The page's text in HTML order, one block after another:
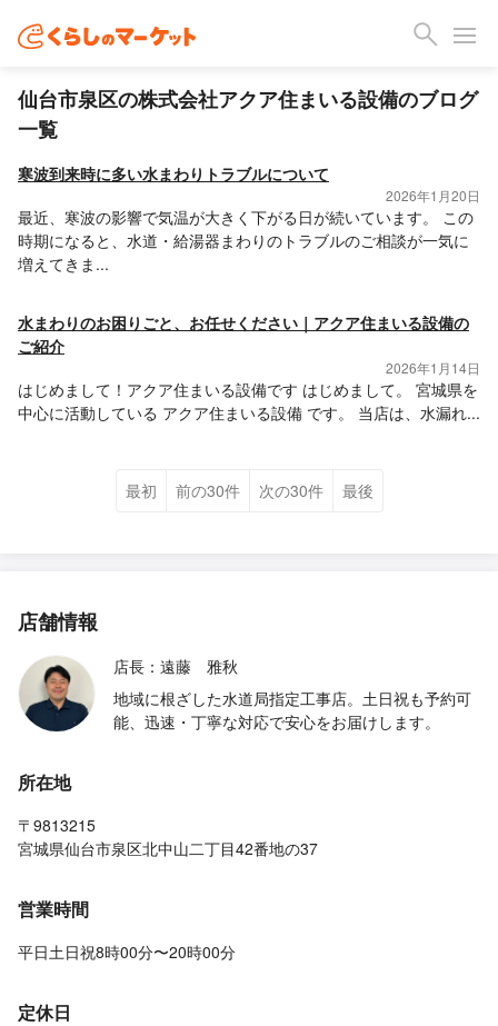
仙台市泉区の株式会社アクア住まいる設備のブログ
一覧
寒波到来時に多い水まわりトラブルについて
2026年1月20日
最近、寒波の影響で気温が大きく下がる日が続いています。 この
時期になると、水道・給湯器まわりのトラブルのご相談が一気に
増えてきま...
水まわりのお困りごと、お任せください｜アクア住まいる設備の
ご紹介
2026年1月14日
はじめまして！アクア住まいる設備です はじめまして。 宮城県を
中心に活動している アクア住まいる設備 です。 当店は、水漏れ...
最初 前の30件 次の30件 最後
店舗情報
店長：遠藤 雅秋
地域に根ざした水道局指定工事店。土日祝も予約可
能、迅速・丁寧な対応で安心をお届けします。
所在地
〒9813215
宮城県仙台市泉区北中山二丁目42番地の37
営業時間
平日土日祝8時00分〜20時00分
定休日